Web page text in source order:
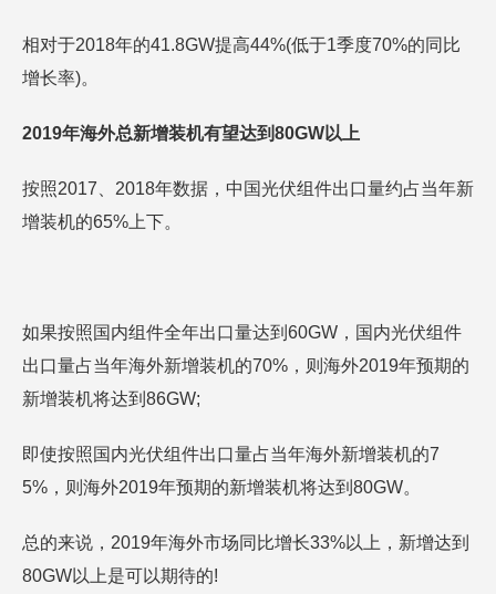
相对于2018年的41.8GW提高44%(低于1季度70%的同比
增长率)。
2019年海外总新增装机有望达到80GW以上
按照2017、2018年数据，中国光伏组件出口量约占当年新
增装机的65%上下。
如果按照国内组件全年出口量达到60GW，国内光伏组件
出口量占当年海外新增装机的70%，则海外2019年预期的
新增装机将达到86GW;
即使按照国内光伏组件出口量占当年海外新增装机的7
5%，则海外2019年预期的新增装机将达到80GW。
总的来说，2019年海外市场同比增长33%以上，新增达到
80GW以上是可以期待的!